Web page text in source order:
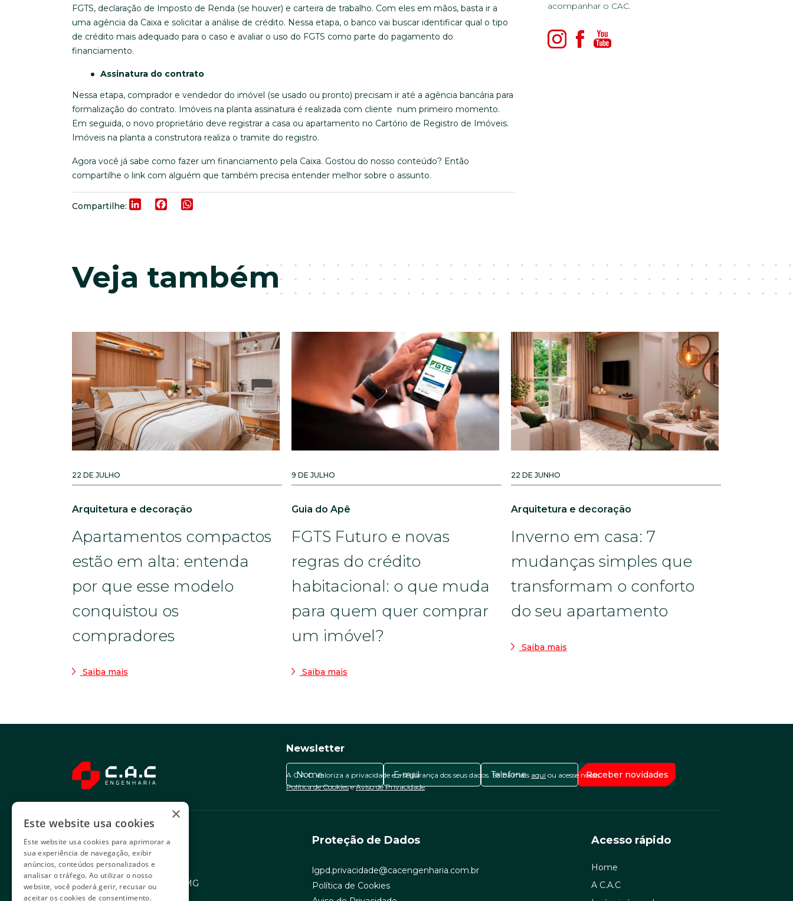
FGTS, declaração de Imposto de Renda (se houver) e carteira de trabalho. Com eles em mãos, basta ir a
uma agência da Caixa e solicitar a análise de crédito. Nessa etapa, o banco vai buscar identificar qual o tipo
de crédito mais adequado para o caso e avaliar o uso do FGTS como parte do pagamento do
financiamento.
Assinatura do contrato
Nessa etapa, comprador e vendedor do imóvel (se usado ou pronto) precisam ir até a agência bancária para
formalização do contrato. Imóveis na planta assinatura é realizada com cliente num primeiro momento.
Em seguida, o novo proprietário deve registrar a casa ou apartamento no Cartório de Registro de Imóveis.
Imóveis na planta a construtora realiza o tramite do registro.
Agora você já sabe como fazer um financiamento pela Caixa. Gostou do nosso conteúdo? Então
compartilhe o link com alguém que também precisa entender melhor sobre o assunto.
Compartilhe: LinkedInFacebook
acompanhar o CAC.
Veja também
22 DE JULHO
Arquitetura e decoração
Apartamentos compactos
estão em alta: entenda
por que esse modelo
conquistou os
compradores
Saiba mais
9 DE JULHO
Guia do Apê
FGTS Futuro e novas
regras do crédito
habitacional: o que muda
para quem quer comprar
um imóvel?
Saiba mais
22 DE JUNHO
Arquitetura e decoração
Inverno em casa: 7
mudanças simples que
transformam o conforto
do seu apartamento
Saiba mais
Newsletter
A C.A.C. valoriza a privacidade e a segurança dos seus dados. Saiba mais aqui ou acesse nossa
Política de CookieseAviso de Privacidade.
Sede administrativa
Rua Levindo Lopes, 258
Savassi - Belo Horizonte/MG
Proteção de Dados
lgpd.privacidade@cacengenharia.com.br
Política de Cookies
Acesso rápido
Home
A C.A.C
×
Este website usa cookies
Este website usa cookies para aprimorar a
sua experiência de navegação, exibir
anúncios, conteúdos personalizados e
analisar o tráfego. Ao utilizar o nosso
website, você poderá gerir, recusar ou
aceitar os cookies de consentimento.